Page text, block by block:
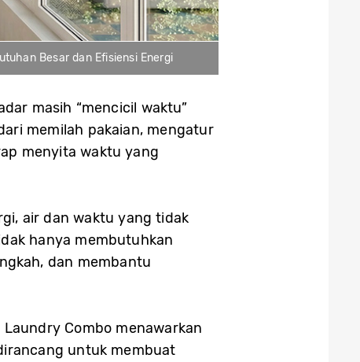
Besar dan Efisiensi Energi
masih “mencicil waktu”
memilah pakaian, mengatur
menyita waktu yang
air dan waktu yang tidak
hanya membutuhkan
dan membantu
Combo menawarkan
untuk membuat